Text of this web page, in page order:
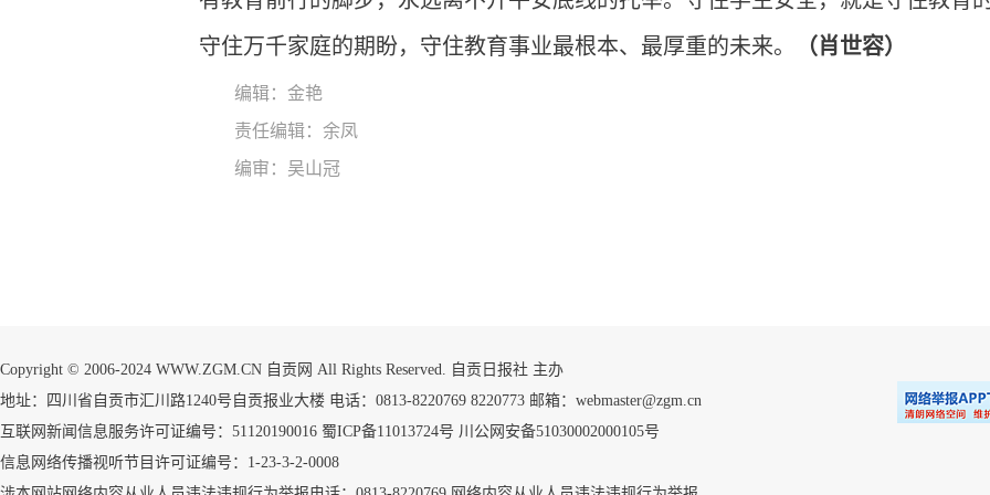
守住万千家庭的期盼，守住教育事业最根本、最厚重的未来。
（肖世容）
编辑：金艳
责任编辑：余凤
编审：吴山冠
Copyright © 2006-2024 WWW.ZGM.CN 自贡网 All Rights Reserved. 自贡日报社 主办
地址：四川省自贡市汇川路1240号自贡报业大楼 电话：0813-8220769 8220773 邮箱：webmaster@zgm.cn
互联网新闻信息服务许可证编号：51120190016 蜀ICP备11013724号 川公网安备51030002000105号
信息网络传播视听节目许可证编号：1-23-3-2-0008